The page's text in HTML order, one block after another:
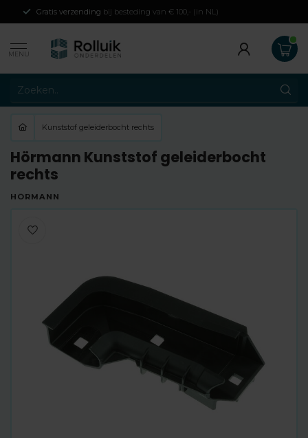
Gratis verzending bij besteding van € 100,- (in NL)
MENU
Kunststof geleiderbocht rechts
Hörmann Kunststof geleiderbocht
rechts
HÖRMANN